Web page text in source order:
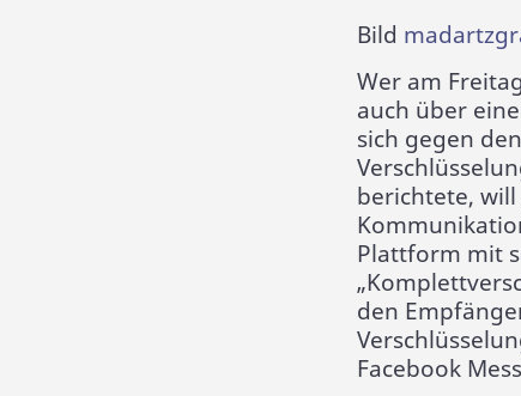
Bild
Wer am
auch über
sich gegen
berichtete, will
Plattform mit
den
Facebook